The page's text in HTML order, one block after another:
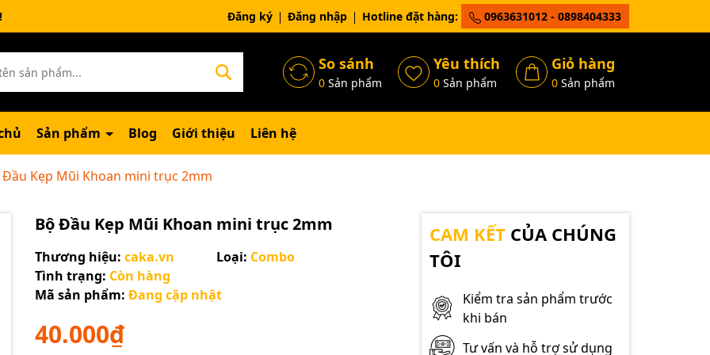
chờ đợi bạn Đăng ký Đăng nhập Hotline đặt hàng: 0963631012 - 0898404333
So sánh
0Sản phẩm
Yêu thích
0Sản phẩm
Giỏ hàng
0Sản phẩm
Sản phẩm Blog Giới thiệu Liên hệ
Đầu Kẹp Mũi Khoan mini trục 2mm
Bộ Đầu Kẹp Mũi Khoan mini trục 2mm
Thương hiệu: caka.vn Loại: Combo
Tình trạng: Còn hàng
Mã sản phẩm: Đang cập nhật
40.000₫
CAM KẾTCỦA CHÚNG
TÔI
Kiểm tra sản phẩm trước
khi bán
Tư vấn và hỗ trợ sử dụng
Mã giảm giá: